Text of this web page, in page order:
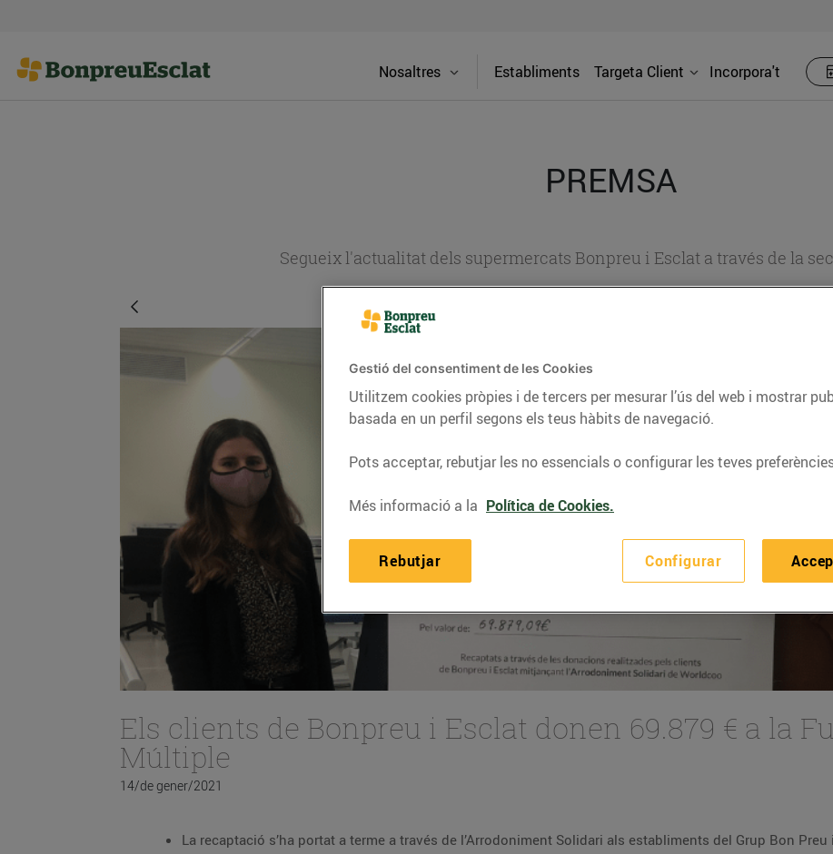
Nosaltres Establiments Targeta Client Incorpora't
PREMSA
Segueix l'actualitat dels supermercats Bonpreu i Esclat a través de la
Els clients de Bonpreu i Esclat donen 69.879 € a la
Múltiple
14/de gener/2021
La recaptació s’ha portat a terme a través de l’Arrodoniment Solidari als establiments
Gestió del consentiment de les Cookies
Utilitzem cookies pròpies i de tercers per mesurar l’ús del web i mostrar
basada en un perfil segons els teus hàbits de navegació.
Pots acceptar, rebutjar les no essencials o configurar les teves
Més informació a la Política de Cookies.
Configurar
Rebutjar